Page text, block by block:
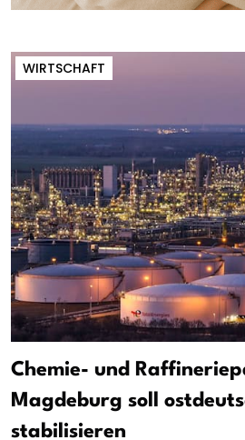
WIRTSCHAFT
Chemie- und
Magdeburg soll
stabilisieren